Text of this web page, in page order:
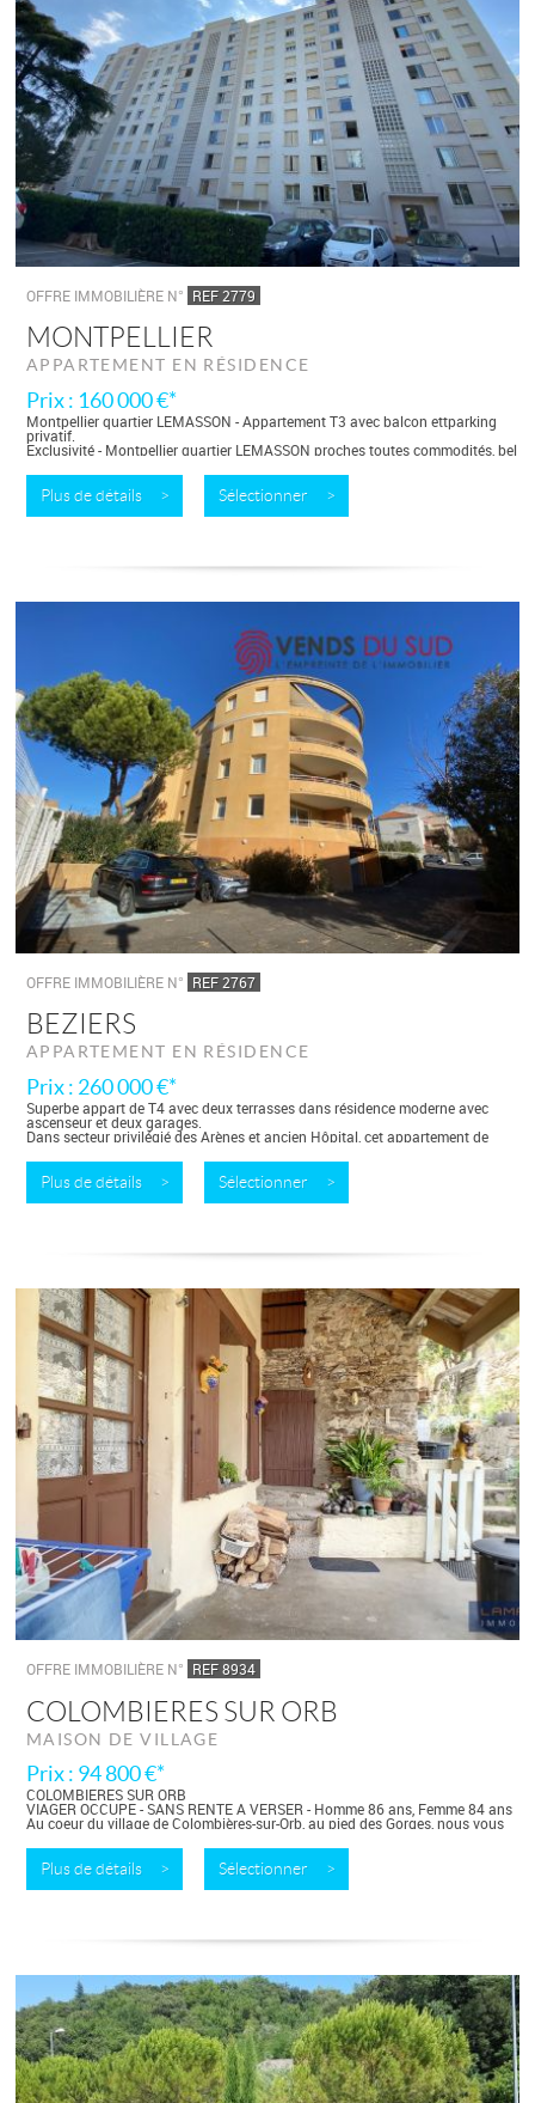
OFFRE IMMOBILIÈRE N° REF 2779
MONTPELLIER
APPARTEMENT EN RÉSIDENCE
Prix : 160 000 €*
Montpellier quartier LEMASSON - Appartement T3 avec balcon ettparking
privatif.
Exclusivité - Montpellier quartier LEMASSON proches toutes commodités, bel
Plus de détails > Sélectionner >
OFFRE IMMOBILIÈRE N° REF 2767
BEZIERS
APPARTEMENT EN RÉSIDENCE
Prix : 260 000 €*
Superbe appart de T4 avec deux terrasses dans résidence moderne avec
ascenseur et deux garages.
Dans secteur privilégié des Arènes et ancien Hôpital, cet appartement de
Plus de détails > Sélectionner >
OFFRE IMMOBILIÈRE N° REF 8934
COLOMBIERES SUR ORB
MAISON DE VILLAGE
Prix : 94 800 €*
COLOMBIERES SUR ORB
VIAGER OCCUPE - SANS RENTE A VERSER - Homme 86 ans, Femme 84 ans
Au coeur du village de Colombières-sur-Orb, au pied des Gorges, nous vous
Plus de détails > Sélectionner >